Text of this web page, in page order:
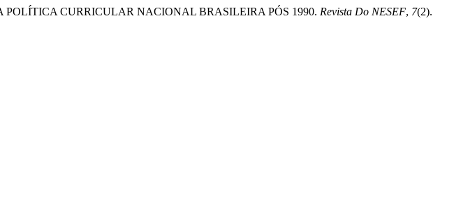
POLÍTICA CURRICULAR NACIONAL BRASILEIRA PÓS 1990. Revista Do NESEF, 7(2).